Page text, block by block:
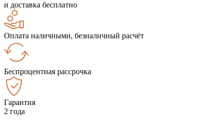
и доставка бесплатно
Оплата наличными, безналичный расчёт
Беспроцентная рассрочка
Гарантия
2 года